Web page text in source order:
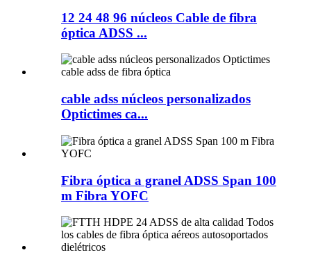
12 24 48 96 núcleos Cable de fibra
óptica ADSS ...
cable adss núcleos personalizados
Optictimes ca...
Fibra óptica a granel ADSS Span 100
m Fibra YOFC